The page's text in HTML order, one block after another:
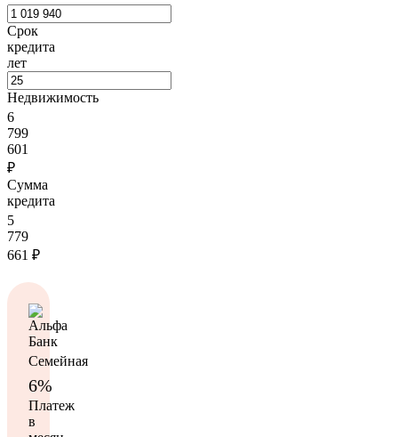
Срок
кредита
лет
Недвижимость
6
799
601
₽
Сумма
кредита
5
779
661 ₽
Семейная
6%
Платеж
в